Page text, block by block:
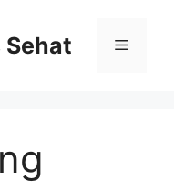
Menu